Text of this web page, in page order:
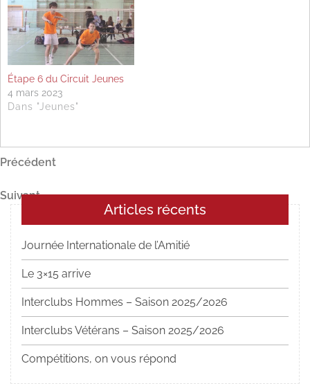
Étape 6 du Circuit Jeunes
4 mars 2023
Dans "Jeunes"
Navigation
de
l’article
Article
Précédent
Article
suivant
Suivant
Articles récents
Journée Internationale de l’Amitié
Le 3×15 arrive
Interclubs Hommes – Saison 2025/2026
Interclubs Vétérans – Saison 2025/2026
Compétitions, on vous répond